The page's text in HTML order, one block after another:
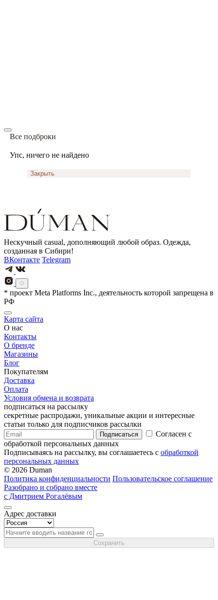
Все подброки
Упс, ничего не найдено
Закрыть
Нескучный casual, дополняющий любой образ. Одежда,
созданная в Сибири!
ВКонтакте Telegram
* проект Meta Platforms Inc., деятельность которой запрещена в
РФ
Карта сайта
О нас
Контакты
О бренде
Магазины
Блог
Покупателям
Доставка
Оплата
Условия обмена и возврата
подписаться на рассылку
секретные распродажи, уникальные акции и интересные
статьи только для подписчиков рассылки
Подписаться
Согласен с
обработкой персональных данных
Подписываясь на рассылку, вы соглашаетесь с обработкой
персональных данных
© 2026 Duman
Политика конфиденциальности Пользовательское соглашение
Разобрано и собрано вместе
с Дмитрием Рогалёвым
Адрес доставки
Сохранить